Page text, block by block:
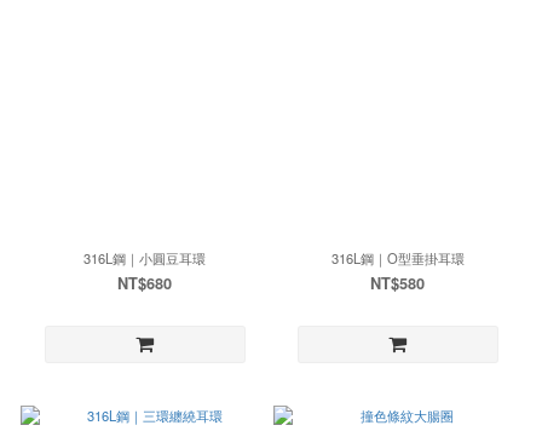
316L鋼｜小圓豆耳環
NT$680
316L鋼｜O型垂掛耳環
NT$580